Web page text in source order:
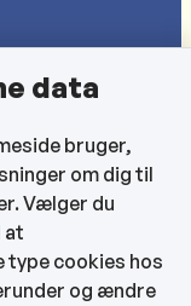
data
bruger,
om dig til
Vælger du
at
cookies hos
og ændre